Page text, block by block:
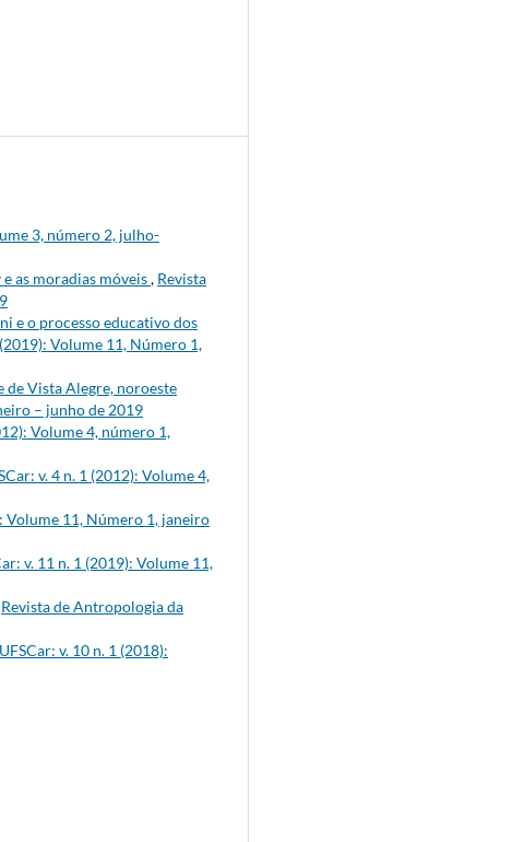
3, número 2, julho-
as moradias móveis, Revista
e o processo educativo dos
Volume 11, Número 1,
de Vista Alegre, noroeste
– junho de 2019
Volume 4, número 1,
v. 4 n. 1 (2012): Volume 4,
Volume 11, Número 1, janeiro
v. 11 n. 1 (2019): Volume 11,
Revista de Antropologia da
v. 10 n. 1 (2018):